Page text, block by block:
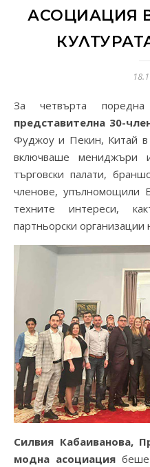
АСОЦИАЦИЯ
За четвърта
представителна 30-
Фуджоу и Пекин, Китай
включваше мениджъри
търговски палати,
членове, упълномощили
техните интереси,
партньорски организации
Силвия Кабаиванова,
модна асоциация